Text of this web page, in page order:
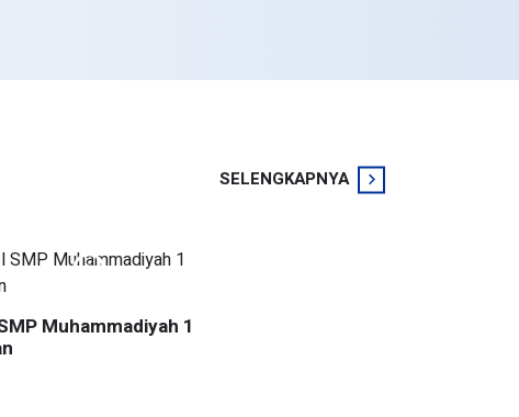
SELENGKAPNYA
Muhammadiyah 1